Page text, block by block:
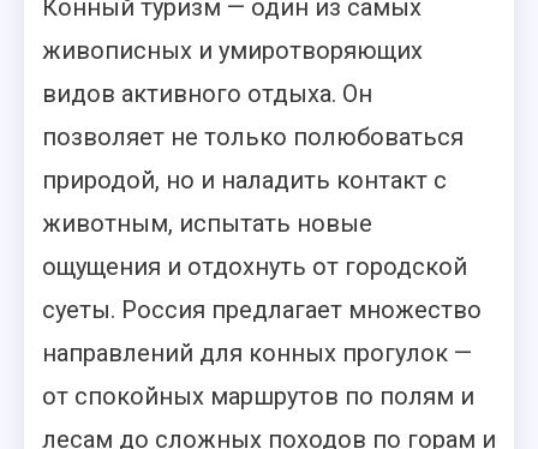
Конный туризм — один из самых
живописных и умиротворяющих
видов активного отдыха. Он
позволяет не только полюбоваться
природой, но и наладить контакт с
животным, испытать новые
ощущения и отдохнуть от городской
суеты. Россия предлагает множество
направлений для конных прогулок —
от спокойных маршрутов по полям и
лесам до сложных походов по горам и